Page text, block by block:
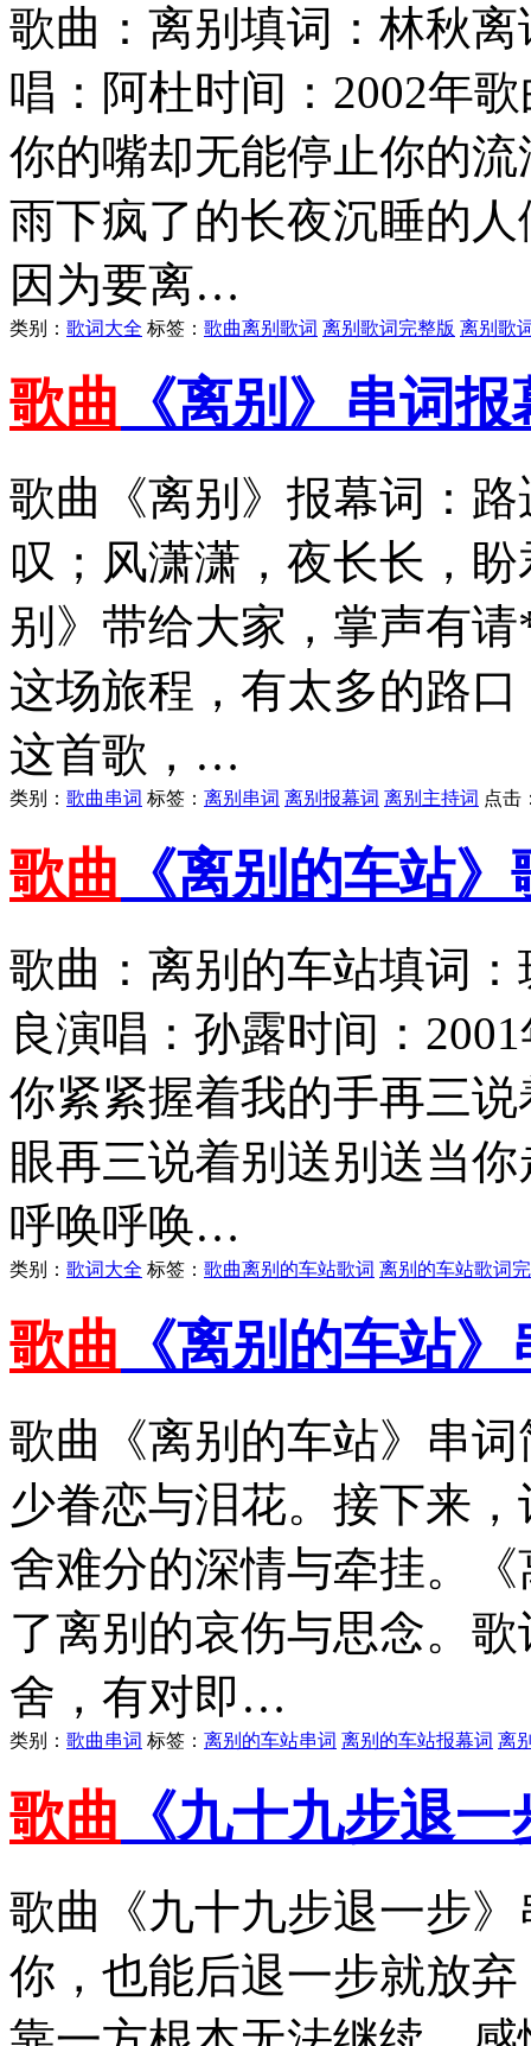
歌曲：离别填词：林秋
唱：阿杜时间：2002年
你的嘴却无能停止你的
雨下疯了的长夜沉睡的
因为要离…
类别： 歌词大全 标签： 歌曲离别歌词 离别歌词完整版 离别歌
歌曲 《离别》串词
歌曲《离别》报幕词：
叹；风潇潇，夜长长，
别》带给大家，掌声有
这场旅程，有太多的路
这首歌，…
类别： 歌曲串词 标签： 离别串词 离别报幕词 离别主持词 点击
歌曲 《离别的车站
歌曲：离别的车站填词
良演唱：孙露时间：
你紧紧握着我的手再三
眼再三说着别送别送当
呼唤呼唤…
类别： 歌词大全 标签： 歌曲离别的车站歌词 离别的车站歌词
歌曲 《离别的车站
歌曲《离别的车站》串
少眷恋与泪花。接下来
舍难分的深情与牵挂。
了离别的哀伤与思念。
舍，有对即…
类别： 歌曲串词 标签： 离别的车站串词 离别的车站报幕词 离
歌曲 《九十九步退
歌曲《九十九步退一步
你，也能后退一步就放